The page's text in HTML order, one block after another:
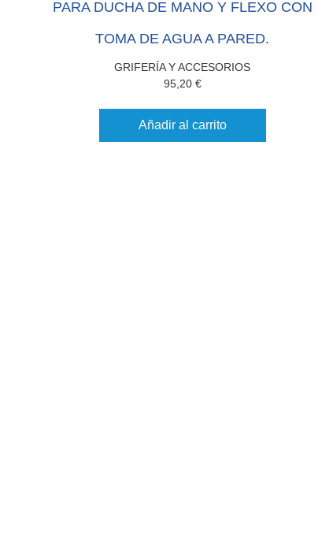
PARA DUCHA DE MANO Y FLEXO CON
TOMA DE AGUA A PARED.
GRIFERÍA Y ACCESORIOS
95,20 €
Añadir al carrito